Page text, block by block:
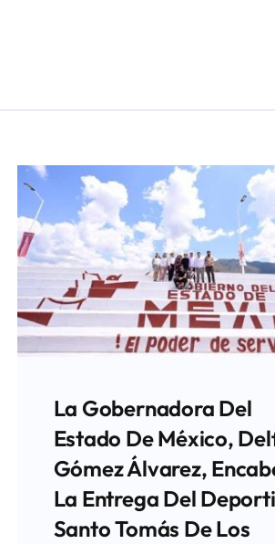
La Gobernadora Del
Estado De México,
Gómez Álvarez,
La Entrega Del
Santo Tomás De Los